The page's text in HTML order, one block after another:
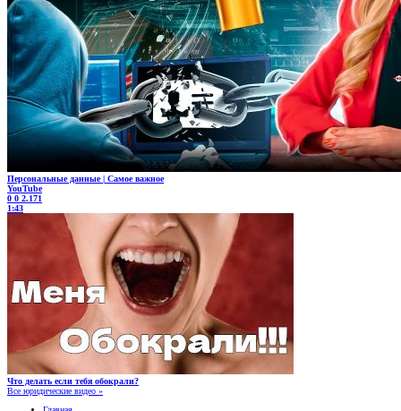
Персональные данные | Самое важное
YouTube
0 0 2.171
1:43
Что делать если тебя обокрали?
Все юридические видео »